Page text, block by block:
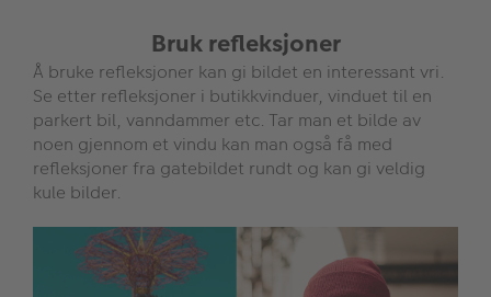
Bruk refleksjoner
Å bruke refleksjoner kan gi bildet en interessant vri.
Se etter refleksjoner i butikkvinduer, vinduet til en
parkert bil, vanndammer etc. Tar man et bilde av
noen gjennom et vindu kan man også få med
refleksjoner fra gatebildet rundt og kan gi veldig
kule bilder.